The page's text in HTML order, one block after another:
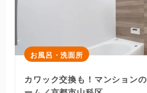
お風呂・洗面所
カワック交換も！マンション